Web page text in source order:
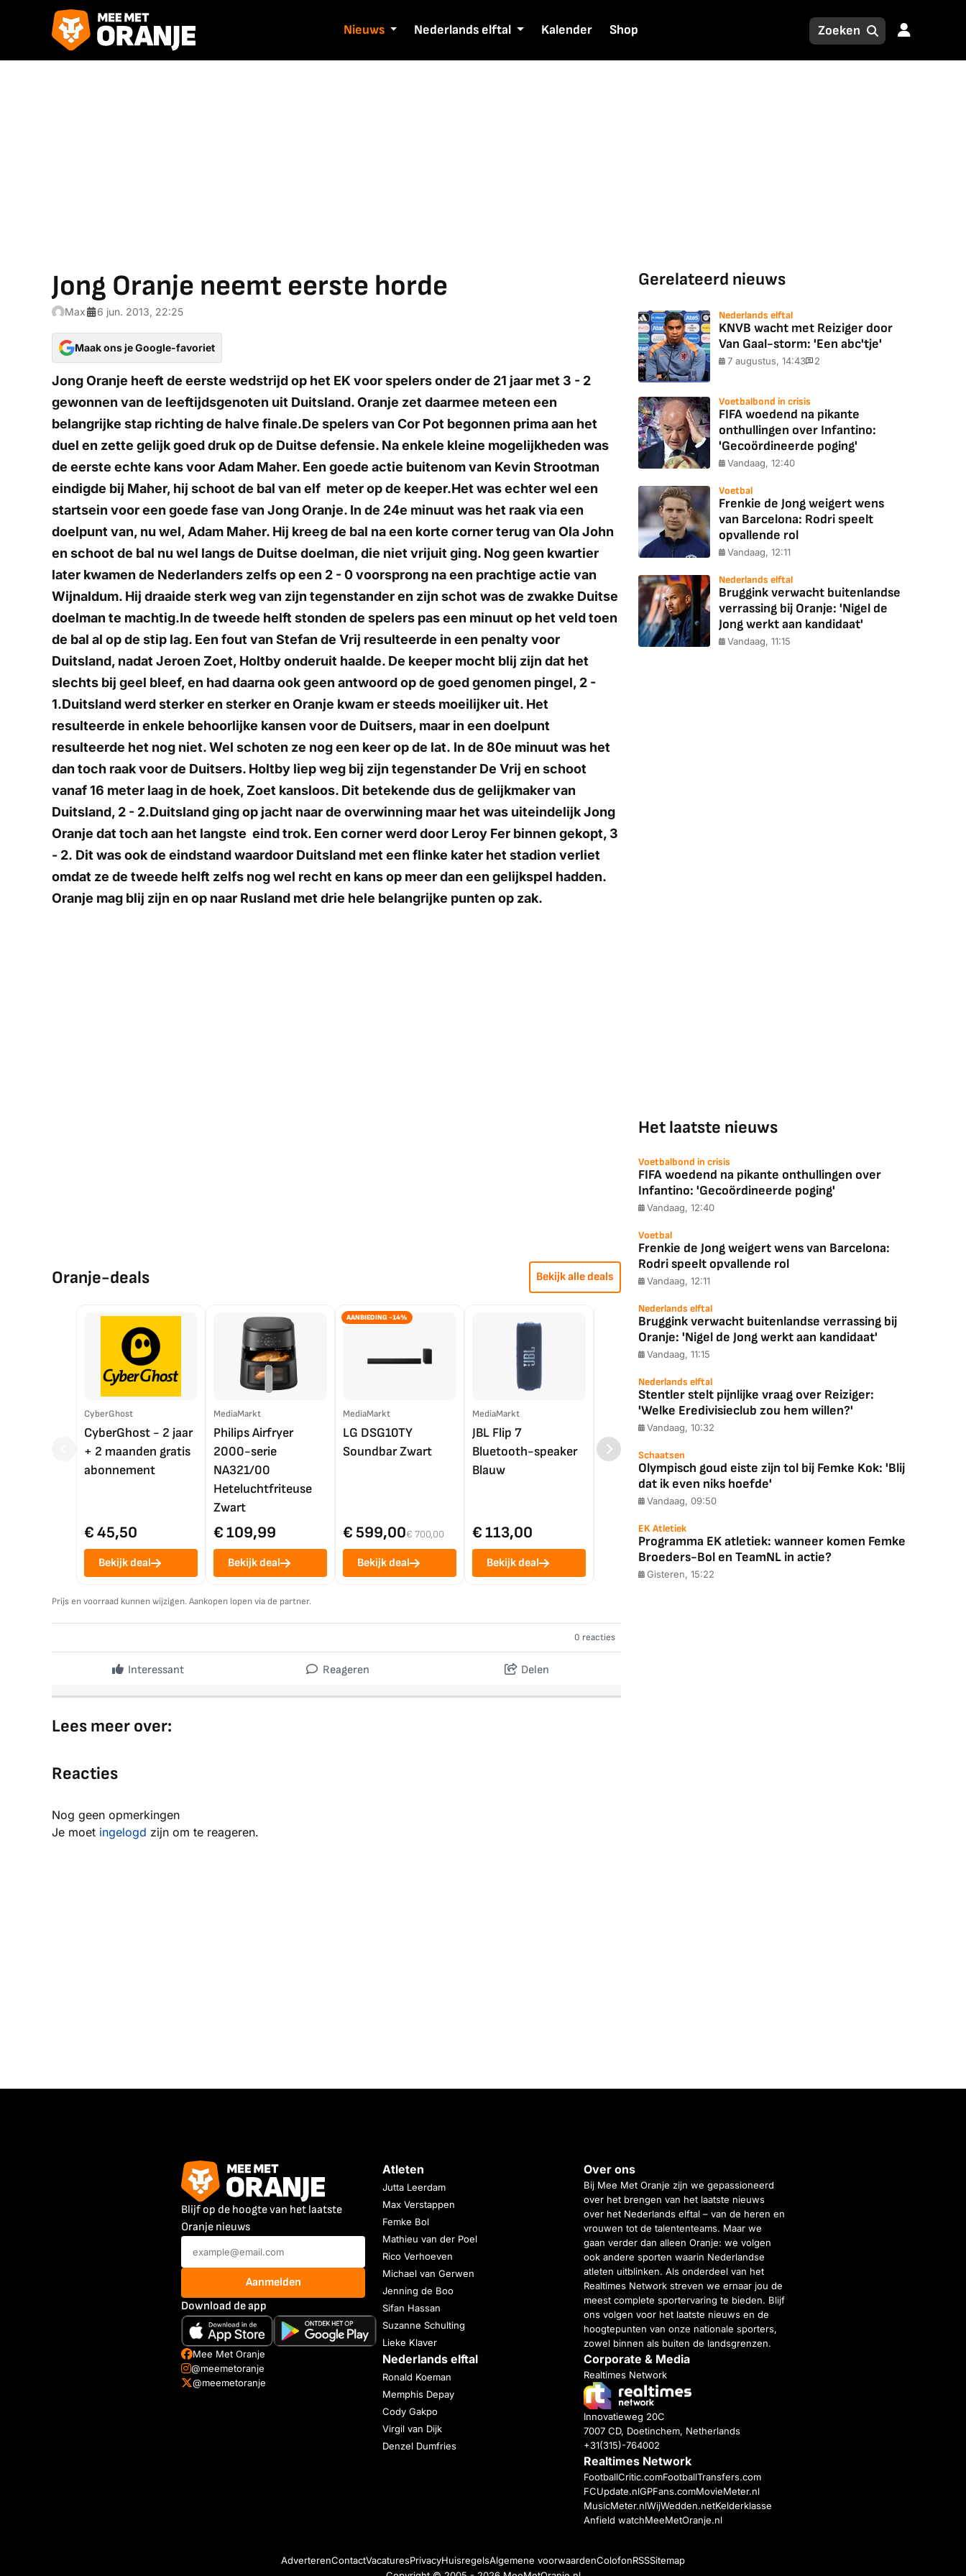
Nieuws Nederlands elftal Kalender Shop
Jong Oranje neemt eerste horde
Max 6 jun. 2013, 22:25
Maak ons je Google-favoriet
Jong Oranje heeft de eerste wedstrijd op het EK voor spelers onder de 21 jaar met 3 - 2
gewonnen van de leeftijdsgenoten uit Duitsland. Oranje zet daarmee meteen een
belangrijke stap richting de halve finale.De spelers van Cor Pot begonnen prima aan het
duel en zette gelijk goed druk op de Duitse defensie. Na enkele kleine mogelijkheden was
de eerste echte kans voor Adam Maher. Een goede actie buitenom van Kevin Strootman
eindigde bij Maher, hij schoot de bal van elf meter op de keeper.Het was echter wel een
startsein voor een goede fase van Jong Oranje. In de 24e minuut was het raak via een
doelpunt van, nu wel, Adam Maher. Hij kreeg de bal na een korte corner terug van Ola John
en schoot de bal nu wel langs de Duitse doelman, die niet vrijuit ging. Nog geen kwartier
later kwamen de Nederlanders zelfs op een 2 - 0 voorsprong na een prachtige actie van
Wijnaldum. Hij draaide sterk weg van zijn tegenstander en zijn schot was de zwakke Duitse
doelman te machtig.In de tweede helft stonden de spelers pas een minuut op het veld toen
de bal al op de stip lag. Een fout van Stefan de Vrij resulteerde in een penalty voor
Duitsland, nadat Jeroen Zoet, Holtby onderuit haalde. De keeper mocht blij zijn dat het
slechts bij geel bleef, en had daarna ook geen antwoord op de goed genomen pingel, 2 -
1.Duitsland werd sterker en sterker en Oranje kwam er steeds moeilijker uit. Het
resulteerde in enkele behoorlijke kansen voor de Duitsers, maar in een doelpunt
resulteerde het nog niet. Wel schoten ze nog een keer op de lat. In de 80e minuut was het
dan toch raak voor de Duitsers. Holtby liep weg bij zijn tegenstander De Vrij en schoot
vanaf 16 meter laag in de hoek, Zoet kansloos. Dit betekende dus de gelijkmaker van
Duitsland, 2 - 2.Duitsland ging op jacht naar de overwinning maar het was uiteindelijk Jong
Oranje dat toch aan het langste eind trok. Een corner werd door Leroy Fer binnen gekopt, 3
- 2. Dit was ook de eindstand waardoor Duitsland met een flinke kater het stadion verliet
omdat ze de tweede helft zelfs nog wel recht en kans op meer dan een gelijkspel hadden.
Oranje mag blij zijn en op naar Rusland met drie hele belangrijke punten op zak.
Oranje-deals Bekijk alle deals
CyberGhost
CyberGhost - 2 jaar
+ 2 maanden gratis
abonnement
€ 45,50
Bekijk deal
MediaMarkt
Philips Airfryer
2000-serie
NA321/00
Heteluchtfriteuse
Zwart
€ 109,99
Bekijk deal
AANBIEDING -14%
MediaMarkt
LG DSG10TY
Soundbar Zwart
€ 599,00€ 700,00
Bekijk deal
MediaMarkt
JBL Flip 7
Bluetooth-speaker
Blauw
€ 113,00
Bekijk deal
LG OLED55C56LB
4K TV (2025)
€ 1.088,00
Bekijk deal
Coolblue
€ 1.179,00
Bekijk deal
€ 89,00
Prijs en voorraad kunnen wijzigen. Aankopen lopen via de partner.
0 reacties
Interessant Reageren Delen
Lees meer over:
Reacties
Nog geen opmerkingen
Je moet ingelogd zijn om te reageren.
Gerelateerd nieuws
Nederlands elftal
KNVB wacht met Reiziger door
Van Gaal-storm: 'Een abc'tje'
7 augustus, 14:43 2
Voetbalbond in crisis
FIFA woedend na pikante
onthullingen over Infantino:
'Gecoördineerde poging'
Vandaag, 12:40
Voetbal
Frenkie de Jong weigert wens
van Barcelona: Rodri speelt
opvallende rol
Vandaag, 12:11
Nederlands elftal
Bruggink verwacht buitenlandse
verrassing bij Oranje: 'Nigel de
Jong werkt aan kandidaat'
Vandaag, 11:15
Het laatste nieuws
Voetbalbond in crisis
FIFA woedend na pikante onthullingen over
Infantino: 'Gecoördineerde poging'
Vandaag, 12:40
Voetbal
Frenkie de Jong weigert wens van Barcelona:
Rodri speelt opvallende rol
Vandaag, 12:11
Nederlands elftal
Bruggink verwacht buitenlandse verrassing bij
Oranje: 'Nigel de Jong werkt aan kandidaat'
Vandaag, 11:15
Nederlands elftal
Stentler stelt pijnlijke vraag over Reiziger:
'Welke Eredivisieclub zou hem willen?'
Vandaag, 10:32
Schaatsen
Olympisch goud eiste zijn tol bij Femke Kok: 'Blij
dat ik even niks hoefde'
Vandaag, 09:50
EK Atletiek
Programma EK atletiek: wanneer komen Femke
Broeders-Bol en TeamNL in actie?
Gisteren, 15:22
Blijf op de hoogte van het laatste
Oranje nieuws
Aanmelden
Download de app
Mee Met Oranje
@meemetoranje
@meemetoranje
Atleten
Jutta Leerdam
Max Verstappen
Femke Bol
Mathieu van der Poel
Rico Verhoeven
Michael van Gerwen
Jenning de Boo
Sifan Hassan
Suzanne Schulting
Lieke Klaver
Nederlands elftal
Ronald Koeman
Memphis Depay
Cody Gakpo
Virgil van Dijk
Denzel Dumfries
Over ons
Bij Mee Met Oranje zijn we gepassioneerd
over het brengen van het laatste nieuws
over het Nederlands elftal – van de heren en
vrouwen tot de talententeams. Maar we
gaan verder dan alleen Oranje: we volgen
ook andere sporten waarin Nederlandse
atleten uitblinken. Als onderdeel van het
Realtimes Network streven we ernaar jou de
meest complete sportervaring te bieden. Blijf
ons volgen voor het laatste nieuws en de
hoogtepunten van onze nationale sporters,
zowel binnen als buiten de landsgrenzen.
Corporate & Media
Realtimes Network
Innovatieweg 20C
7007 CD, Doetinchem, Netherlands
+31(315)-764002
Realtimes Network
FootballCritic.comFootballTransfers.com
FCUpdate.nlGPFans.comMovieMeter.nl
MusicMeter.nlWijWedden.netKelderklasse
Anfield watchMeeMetOranje.nl
AdverterenContactVacaturesPrivacyHuisregelsAlgemene voorwaardenColofonRSSSitemap